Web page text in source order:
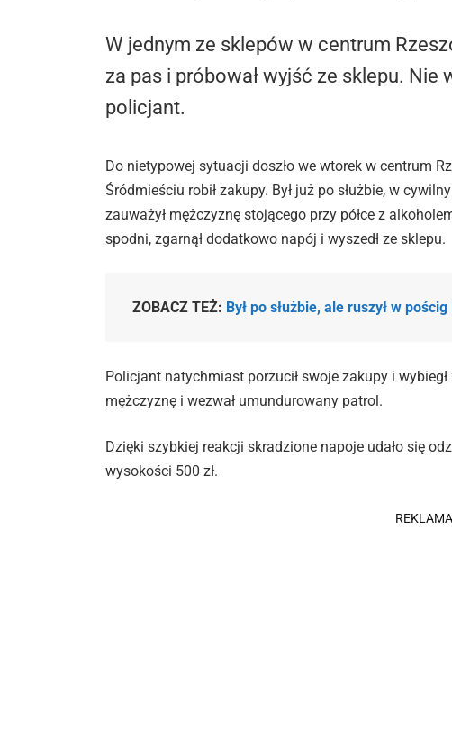
W jednym ze sklepów w centrum
za pas i próbował wyjść ze sklepu. Nie
policjant.
Do nietypowej sytuacji doszło we wtorek w centrum
Śródmieściu robił zakupy. Był już po służbie, w
zauważył mężczyznę stojącego przy półce z
spodni, zgarnął dodatkowo napój i wyszedł ze sklepu.
ZOBACZ TEŻ: Był po służbie, ale ruszył w
Policjant natychmiast porzucił swoje zakupy i
mężczyznę i wezwał umundurowany patrol.
Dzięki szybkiej reakcji skradzione napoje udało się
wysokości 500 zł.
REKLAMA